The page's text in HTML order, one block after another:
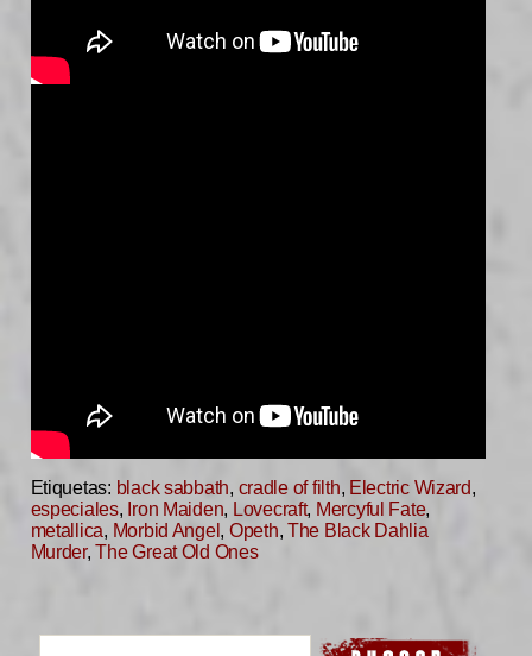
Etiquetas: black sabbath, cradle of filth, Electric Wizard,
especiales, Iron Maiden, Lovecraft, Mercyful Fate,
metallica, Morbid Angel , Opeth, The Black Dahlia
Murder,The Great Old Ones